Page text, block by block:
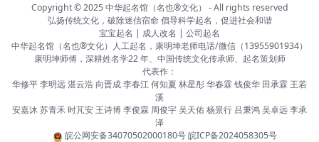
Copyright © 2025中华起名馆（名也®文化） - All rights reserved
弘扬传统文化，破除迷信宿命 倡导科学起名，促进社会和谐
宝宝起名 | 成人改名 | 公司起名
中华起名馆（名也®文化）人工起名，康明坤老师电话/微信（13955901934）
康明坤师傅，深耕姓名学22 年、中国传统文化传承师、起名策划师
代表作：
华修平 李明远 湛云浩 向晋成 李春江 何知夏 林星彤 华春霖 钱俊华 田承霖 王若
溪
安嘉沐 苏青禾 时芃安 王诗博 李俊霖 周俊宇 吴天佑 杨景行 吕秉鸿 吴卓远 李承
泽
皖公网安备34070502000180号皖ICP备2024058305号